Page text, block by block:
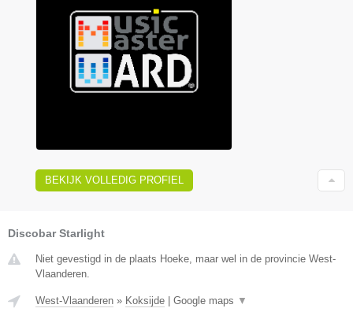
BEKIJK VOLLEDIG PROFIEL
Discobar Starlight
Niet gevestigd in de plaats Hoeke, maar wel in de provincie West-
Vlaanderen.
West-Vlaanderen » Koksijde Google maps ▼